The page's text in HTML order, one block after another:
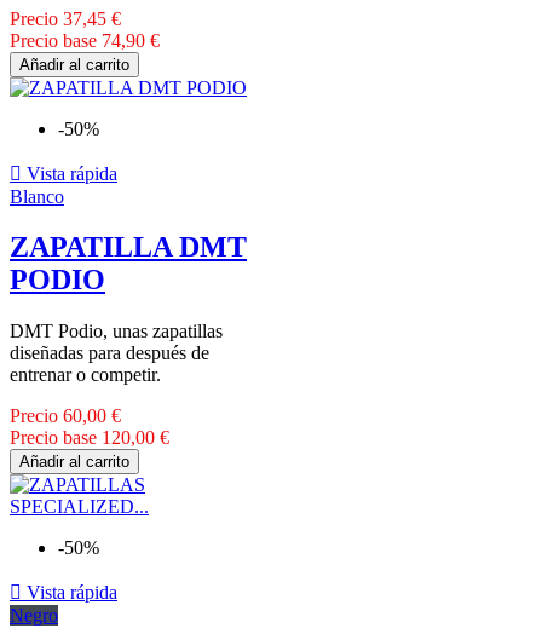
Precio 37,45 €
Precio base 74,90 €
Añadir al carrito
-50%
 Vista rápida
Blanco
ZAPATILLA DMT
PODIO
DMT Podio, unas zapatillas
diseñadas para después de
entrenar o competir.
Precio 60,00 €
Precio base 120,00 €
Añadir al carrito
-50%
 Vista rápida
Negro